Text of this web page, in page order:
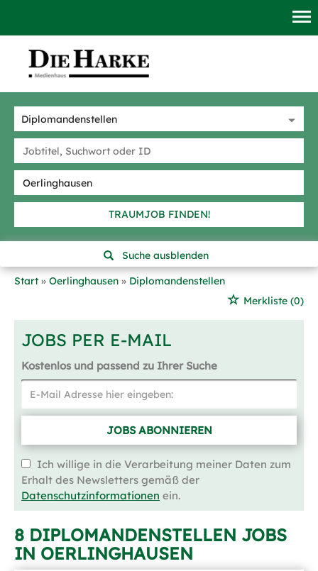
TRAUMJOB FINDEN!
Suche ausblenden
Start
Oerlinghausen
Diplomandenstellen
Merkliste (0)
JOBS PER E-MAIL
Kostenlos und passend zu Ihrer Suche
JOBS ABONNIEREN
Ich willige in die Verarbeitung meiner Daten zum
Erhalt des Newsletters gemäß der
Datenschutzinformationen ein.
8 DIPLOMANDENSTELLEN JOBS
IN OERLINGHAUSEN